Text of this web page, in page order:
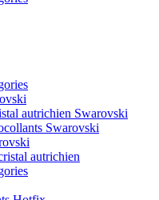
autrichien Swarovski
Swarovski
autrichien